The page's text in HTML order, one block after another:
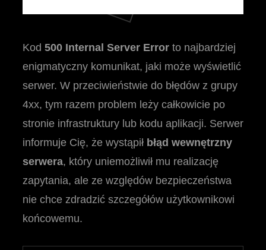
Kod 500 Internal Server Error to najbardziej
enigmatyczny komunikat, jaki może wyświetlić
serwer. W przeciwieństwie do błędów z grupy
4xx, tym razem problem leży całkowicie po
stronie infrastruktury lub kodu aplikacji. Serwer
informuje Cię, że wystąpił błąd wewnętrzny
serwera, który uniemożliwił mu realizację
zapytania, ale ze względów bezpieczeństwa
nie chce zdradzić szczegółów użytkownikowi
końcowemu.